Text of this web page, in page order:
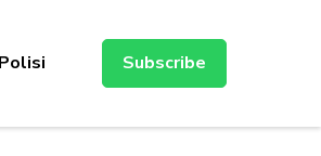
Subscribe